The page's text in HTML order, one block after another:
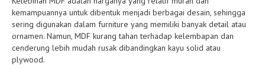
kemampuannya untuk dibentuk menjadi berbagai desain, sehingga
sering digunakan dalam furniture yang memiliki banyak detail atau
ornamen. Namun, MDF kurang tahan terhadap kelembapan dan
cenderung lebih mudah rusak dibandingkan kayu solid atau
plywood.